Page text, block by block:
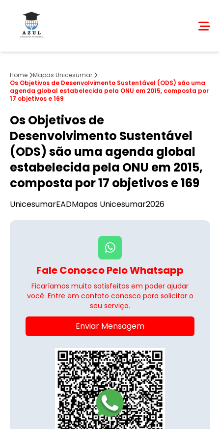
Home
Mapas Unicesumar
Os Objetivos de Desenvolvimento Sustentável (ODS) são uma
agenda global estabelecida pela ONU em 2015, composta por
17 objetivos e 169
Os Objetivos de
Desenvolvimento Sustentável
(ODS) são uma agenda global
estabelecida pela ONU em 2015,
composta por 17 objetivos e 169
UnicesumarEADMapas Unicesumar2026
Fale Conosco Pelo Whatsapp
Ficaríamos muito satisfeitos em poder ajudar
você. Entre em contato conosco para solicitar o
seu serviço.
Enviar Mensagem